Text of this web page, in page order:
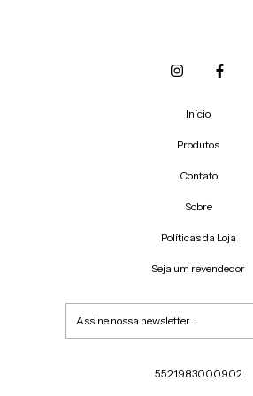
Início
Produtos
Contato
Sobre
Políticas da Loja
Seja um revendedor
5521983000902